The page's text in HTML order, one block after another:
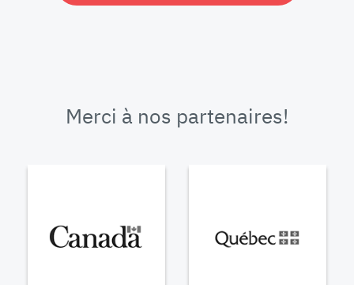
Merci à nos partenaires!